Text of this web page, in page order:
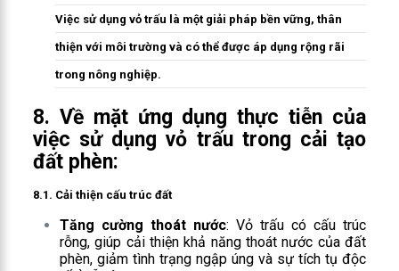
Việc sử dụng vỏ trấu là một giải pháp bền vững, thân
thiện với môi trường và có thể được áp dụng rộng rãi
trong nông nghiệp.
8. Về mặt ứng dụng thực tiễn của
việc sử dụng vỏ trấu trong cải tạo
đất phèn:
8.1. Cải thiện cấu trúc đất
Tăng cường thoát nước: Vỏ trấu có cấu trúc
rỗng, giúp cải thiện khả năng thoát nước của đất
phèn, giảm tình trạng ngập úng và sự tích tụ độc